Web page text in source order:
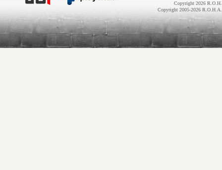
Copyright 2026
Copyright 2005-2026